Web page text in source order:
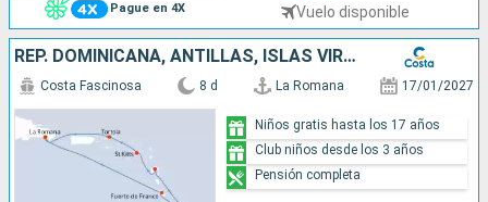
Pague en 4X Vuelo disponible
REP. DOMINICANA, ANTILLAS, ISLAS VÍRGENES
Costa Fascinosa 8 d La Romana 17/01/2027
Niños gratis hasta los 17 años
Club niños desde los 3 años
Pensión completa